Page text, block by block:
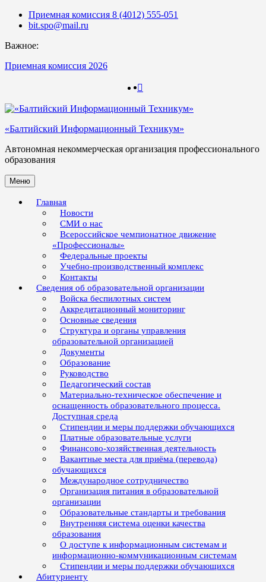
Skip
Приемная комиссия 8 (4012) 555-051
bit.spo@mail.ru
Важное:
Приемная комиссия 2026
«Балтийский Информационный Техникум»
Автономная некоммерческая организация профессионального
образования
Меню
Главная
Новости
СМИ о нас
Всероссийское чемпионатное движение
«Профессионалы»
Федеральные проекты
Учебно-производственный комплекс
Контакты
Сведения об образовательной организации
Войска беспилотных систем
Аккредитационный мониторинг
Основные сведения
Структура и органы управления
образовательной организацией
Документы
Образование
Руководство
Педагогический состав
Материально-техническое обеспечение и
оснащенность образовательного процесса.
Доступная среда
Стипендии и меры поддержки обучающихся
Платные образовательные услуги
Финансово-хозяйственная деятельность
Вакантные места для приёма (перевода)
обучающихся
Международное сотрудничество
Организация питания в образовательной
организации
Образовательные стандарты и требования
Внутренняя система оценки качества
образования
О доступе к информационным системам и
информационно-коммуникационным системам
Стипендии и меры поддержки обучающихся
Абитуриенту